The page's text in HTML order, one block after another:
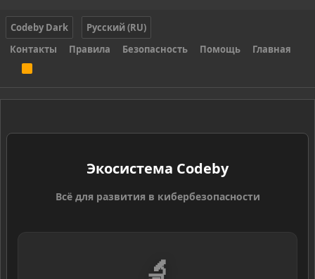
Codeby Dark
Русский (RU)
Контакты
Правила Безопасность Помощь Главная
S
Экосистема Codeby
Всё для развития в кибербезопасности
🔬